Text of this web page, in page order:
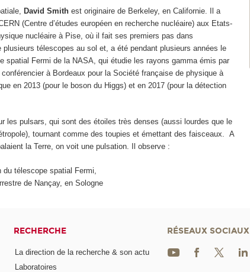
David Smith est originaire de Berkeley, en Californie. Il a
(Centre d’études européen en recherche nucléaire) aux Etats-
nucléaire à Pise, où il fait ses premiers pas dans
télescopes au sol et, a été pendant plusieurs années le
spatial Fermi de la NASA, qui étudie les rayons gamma émis par
à Bordeaux pour la Société française de physique à
en 2013 (pour le boson du Higgs) et en 2017 (pour la détection
les pulsars, qui sont des étoiles très denses (aussi lourdes que le
tournant comme des toupies et émettant des faisceaux. A
la Terre, on voit une pulsation. Il observe :
télescope spatial Fermi,
de Nançay, en Sologne
RECHERCHE
La direction de la recherche & son actu
Laboratoires
RÉSEAUX SOCIAUX